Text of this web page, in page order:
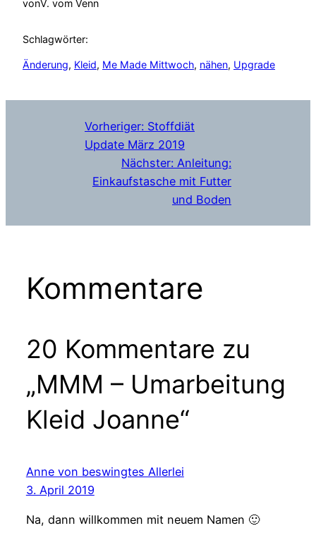
vonV. vom Venn
Schlagwörter:
Änderung, Kleid, Me Made Mittwoch, nähen, Upgrade
Vorheriger: Stoffdiät
Update März 2019
Nächster: Anleitung:
Einkaufstasche mit Futter
und Boden
Kommentare
20 Kommentare zu
„MMM – Umarbeitung
Kleid Joanne“
Anne von beswingtes Allerlei
3. April 2019
Na, dann willkommen mit neuem Namen 🙂